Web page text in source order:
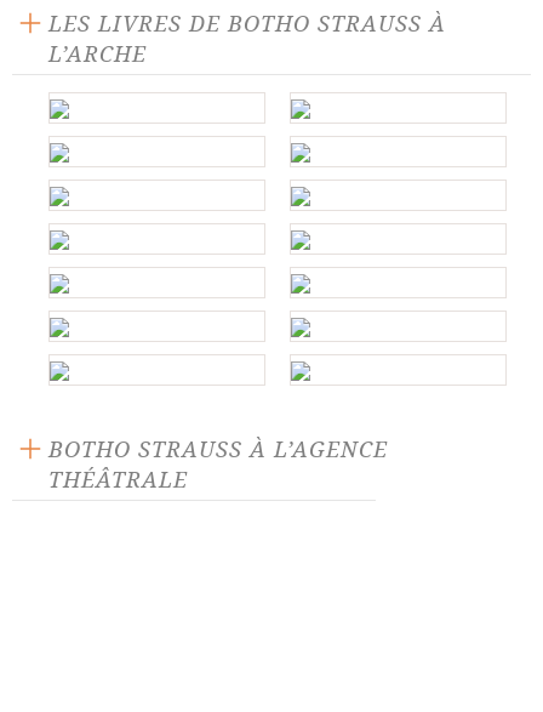
LES LIVRES DE BOTHO STRAUSS À
L’ARCHE
BOTHO STRAUSS À L’AGENCE
THÉÂTRALE